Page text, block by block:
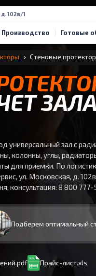
102в/1
Производство Готовые
Стеновые
универсальный зал с
колонны, углы,
для приемки. По
ул. Московская, д.
консультация: 8 800 777-
Подберем оптимальный
Прайс-лист.xls